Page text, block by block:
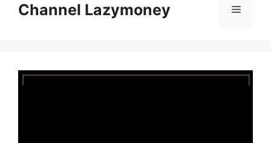
contentChannel Lazymoney Menu